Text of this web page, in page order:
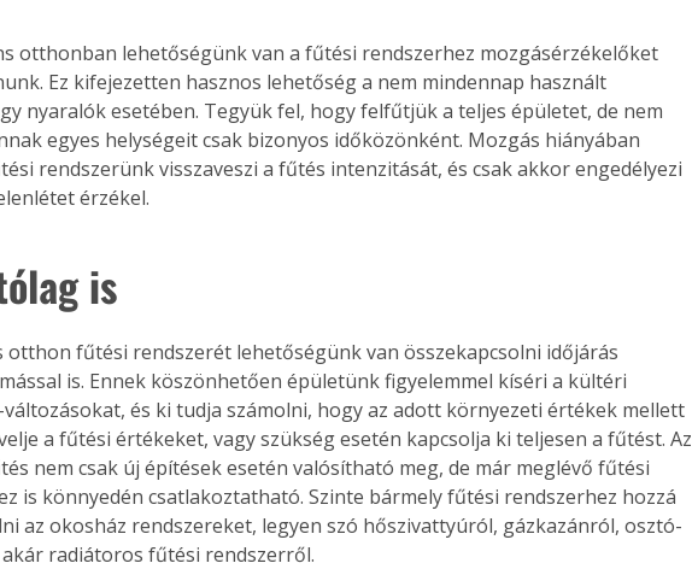
otthonban lehetőségünk van a fűtési rendszerhez mozgásérzékelőket
Ez kifejezetten hasznos lehetőség a nem mindennap használt
nyaralók esetében. Tegyük fel, hogy felfűtjük a teljes épületet, de nem
egyes helységeit csak bizonyos időközönként. Mozgás hiányában
rendszerünk visszaveszi a fűtés intenzitását, és csak akkor engedélyezi
érzékel.
is
otthon fűtési rendszerét lehetőségünk van összekapcsolni időjárás
is. Ennek köszönhetően épületünk figyelemmel kíséri a kültéri
és ki tudja számolni, hogy az adott környezeti értékek mellett
a fűtési értékeket, vagy szükség esetén kapcsolja ki teljesen a fűtést. Az
nem csak új építések esetén valósítható meg, de már meglévő fűtési
is könnyedén csatlakoztatható. Szinte bármely fűtési rendszerhez hozzá
az okosház rendszereket, legyen szó hőszivattyúról, gázkazánról, osztó-
radiátoros fűtési rendszerről.